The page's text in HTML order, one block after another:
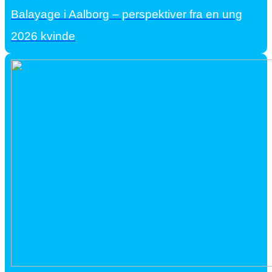
Balayage i Aalborg – perspektiver fra en ung
2026 kvinde